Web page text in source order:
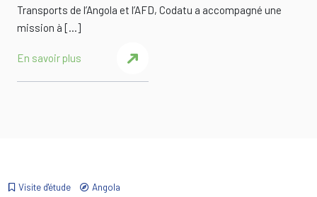
Transports de l’Angola et l’AFD, Codatu a accompagné une
mission à […]
En savoir plus
Visite d'étude Angola